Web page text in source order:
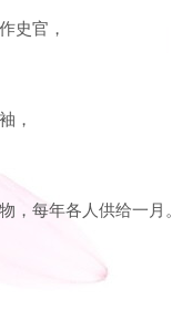
史官，
，
每年各人供给一月。